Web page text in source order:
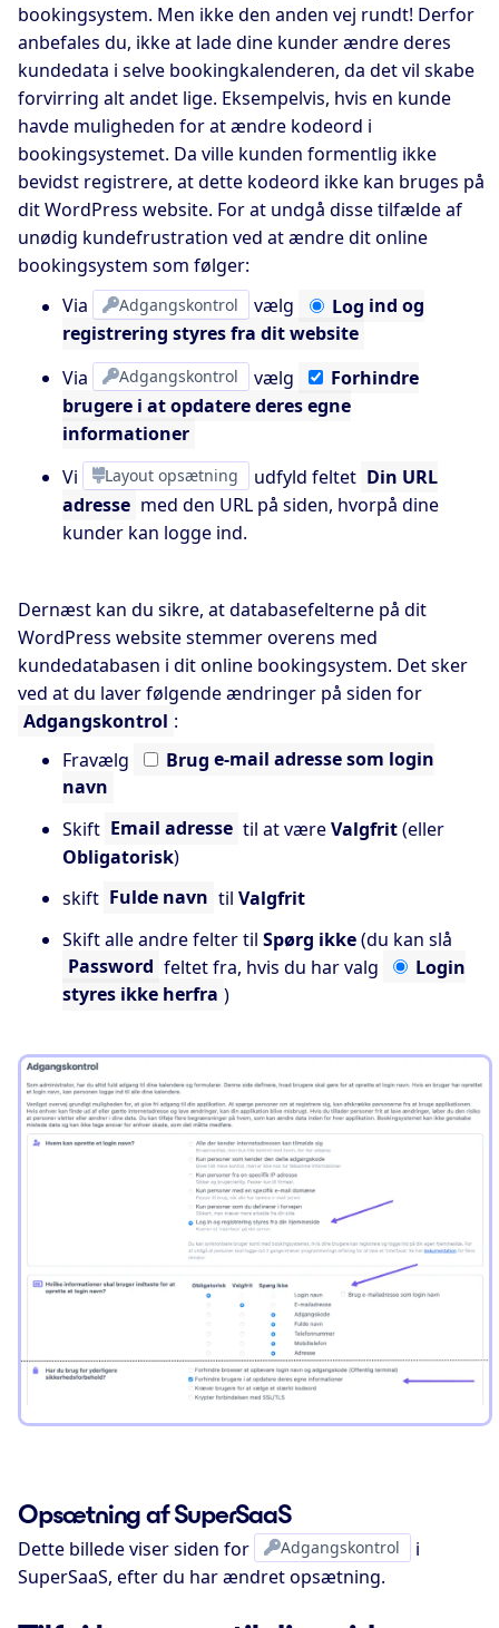
bookingsystem. Men ikke den anden vej rundt! Derfor
anbefales du, ikke at lade dine kunder ændre deres
kundedata i selve bookingkalenderen, da det vil skabe
forvirring alt andet lige. Eksempelvis, hvis en kunde
havde muligheden for at ændre kodeord i
bookingsystemet. Da ville kunden formentlig ikke
bevidst registrere, at dette kodeord ikke kan bruges på
dit WordPress website. For at undgå disse tilfælde af
unødig kundefrustration ved at ændre dit online
bookingsystem som følger:
Via
Adgangskontrol vælg Log ind og
registrering styres fra dit website
Via
Adgangskontrol vælg
Forhindre
brugere i at opdatere deres egne
informationer
Vi
Layout opsætning udfyld feltet Din URL
adresse med den URL på siden, hvorpå dine
kunder kan logge ind.
Dernæst kan du sikre, at databasefelterne på dit
WordPress website stemmer overens med
kundedatabasen i dit online bookingsystem. Det sker
ved at du laver følgende ændringer på siden for
Adgangskontrol :
Fravælg
Brug e-mail adresse som login
navn
Skift Email adresse til at væreValgfrit(eller
Obligatorisk)
skift Fulde navn til Valgfrit
Skift alle andre felter til Spørg ikke(du kan slå
Password feltet fra, hvis du har valg
Login
styres ikke herfra )
Opsætning af SuperSaaS
Dette billede viser siden for Adgangskontrol
i
SuperSaaS, efter du har ændret opsætning.